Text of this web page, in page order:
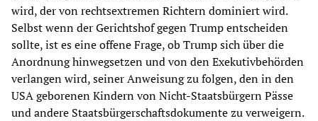
wird, der von rechtsextremen Richtern dominiert wird.
Selbst wenn der Gerichtshof gegen Trump entscheiden
sollte, ist es eine offene Frage, ob Trump sich über die
Anordnung hinwegsetzen und von den Exekutivbehörden
verlangen wird, seiner Anweisung zu folgen, den in den
USA geborenen Kindern von Nicht-Staatsbürgern Pässe
und andere Staatsbürgerschaftsdokumente zu verweigern.